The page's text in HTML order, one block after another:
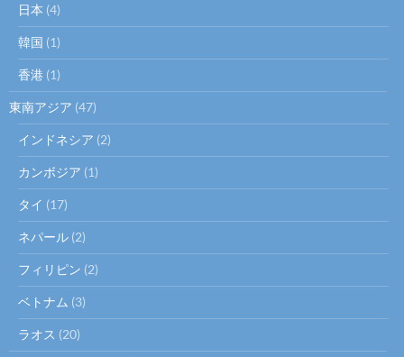
日本 (4)
韓国 (1)
香港 (1)
東南アジア (47)
インドネシア (2)
カンボジア (1)
タイ (17)
ネパール (2)
フィリピン (2)
ベトナム (3)
ラオス (20)